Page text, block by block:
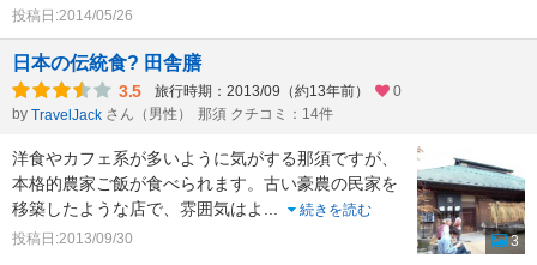
投稿日:2014/05/26
日本の伝統食? 田舎膳
3.5 旅行時期：2013/09（約13年前）
0
by TravelJack さん（男性） 那須 クチコミ：14件
洋食やカフェ系が多いように気がする那須ですが、
本格的農家ご飯が食べられます。古い豪農の民家を
移築したような店で、雰囲気はよ
続きを読む
投稿日:2013/09/30
3